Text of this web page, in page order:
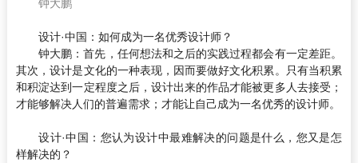
钟大鹏
设计·中国：如何成为一名优秀设计师？
钟大鹏 ：首先，任何想法和之后的实践过程都会有一定差距。
其次，设计是文化的一种表现，因而要做好文化积累。只有当积累
和积淀达到一定程度之后，设计出来的作品才能被更多人去接受；
才能够解决人们的普遍需求；才能让自己成为一名优秀的设计师。
设计·中国 ：您认为设计中最难解决的问题是什么，您又是怎
样解决的？